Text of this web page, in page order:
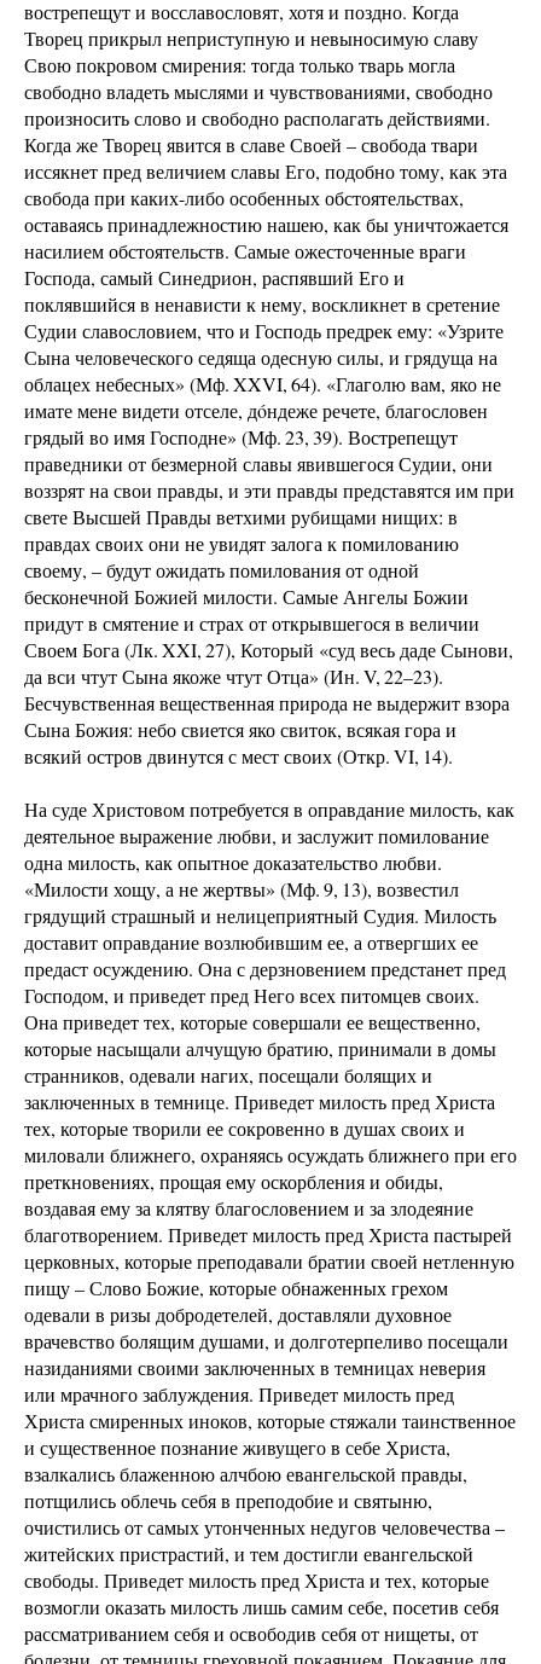
вострепещут и восславословят, хотя и поздно. Когда
Творец прикрыл неприступную и невыносимую славу
Свою покровом смирения: тогда только тварь могла
свободно владеть мыслями и чувствованиями, свободно
произносить слово и свободно располагать действиями.
Когда же Творец явится в славе Своей – свобода твари
иссякнет пред величием славы Его, подобно тому, как эта
свобода при каких-либо особенных обстоятельствах,
оставаясь принадлежностию нашею, как бы уничтожается
насилием обстоятельств. Самые ожесточенные враги
Господа, самый Синедрион, распявший Его и
поклявшийся в ненависти к нему, воскликнет в сретение
Судии славословием, что и Господь предрек ему: «Узрите
Сына человеческого седяща одесную силы, и грядуща на
облацех небесных» (Мф. XXVI, 64). «Глаголю вам, яко не
имате мене видети отселе, дóндеже речете, благословен
грядый во имя Господне» (Мф. 23, 39). Вострепещут
праведники от безмерной славы явившегося Судии, они
воззрят на свои правды, и эти правды представятся им при
свете Высшей Правды ветхими рубищами нищих: в
правдах своих они не увидят залога к помилованию
своему, – будут ожидать помилования от одной
бесконечной Божией милости. Самые Ангелы Божии
придут в смятение и страх от открывшегося в величии
Своем Бога (Лк. XXI, 27), Который «суд весь даде Сынови,
да вси чтут Сына якоже чтут Отца» (Ин. V, 22–23).
Бесчувственная вещественная природа не выдержит взора
Сына Божия: небо свиется яко свиток, всякая гора и
всякий остров двинутся с мест своих (Откр. VI, 14).
На суде Христовом потребуется в оправдание милость, как
деятельное выражение любви, и заслужит помилование
одна милость, как опытное доказательство любви.
«Милости хощу, а не жертвы» (Мф. 9, 13), возвестил
грядущий страшный и нелицеприятный Судия. Милость
доставит оправдание возлюбившим ее, а отвергших ее
предаст осуждению. Она с дерзновением предстанет пред
Господом, и приведет пред Него всех питомцев своих.
Она приведет тех, которые совершали ее вещественно,
которые насыщали алчущую братию, принимали в домы
странников, одевали нагих, посещали болящих и
заключенных в темнице. Приведет милость пред Христа
тех, которые творили ее сокровенно в душах своих и
миловали ближнего, охраняясь осуждать ближнего при его
преткновениях, прощая ему оскорбления и обиды,
воздавая ему за клятву благословением и за злодеяние
благотворением. Приведет милость пред Христа пастырей
церковных, которые преподавали братии своей нетленную
пищу – Слово Божие, которые обнаженных грехом
одевали в ризы добродетелей, доставляли духовное
врачевство болящим душами, и долготерпеливо посещали
назиданиями своими заключенных в темницах неверия
или мрачного заблуждения. Приведет милость пред
Христа смиренных иноков, которые стяжали таинственное
и существенное познание живущего в себе Христа,
взалкались блаженною алчбою евангельской правды,
потщились облечь себя в преподобие и святыню,
очистились от самых утонченных недугов человечества –
житейских пристрастий, и тем достигли евангельской
свободы. Приведет милость пред Христа и тех, которые
возмогли оказать милость лишь самим себе, посетив себя
рассматриванием себя и освободив себя от нищеты, от